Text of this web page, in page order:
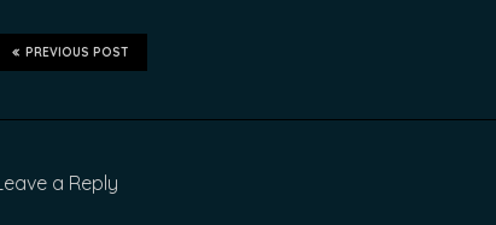
PREVIOUS POST
a Reply